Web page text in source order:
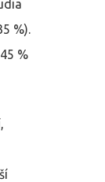
%).
%